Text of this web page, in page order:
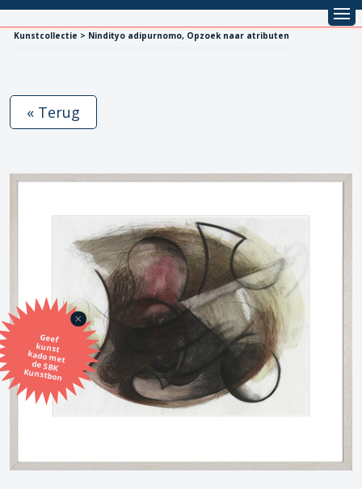
Kunstcollectie > Nindityo adipurnomo, Opzoek naar atributen
Geef
kunst
kado met
de SBK
Kunstbon
« Terug